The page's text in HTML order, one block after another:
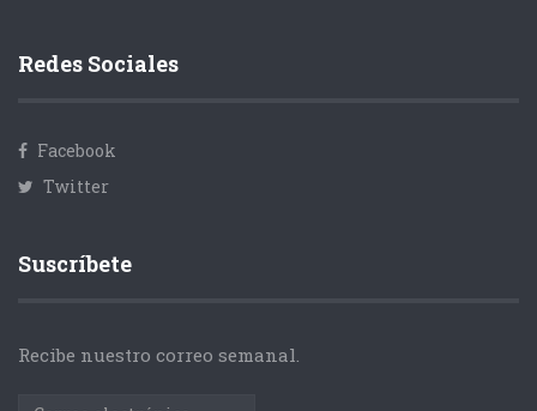
Redes Sociales
Facebook
Twitter
Suscríbete
Recibe nuestro correo semanal.